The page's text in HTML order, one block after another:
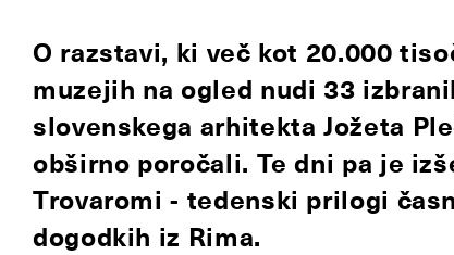
O razstavi, ki več kot 20.000
muzejih na ogled nudi 33
slovenskega arhitekta Jožeta
obširno poročali. Te dni pa je
Trovaromi - tedenski prilogi
dogodkih iz Rima.